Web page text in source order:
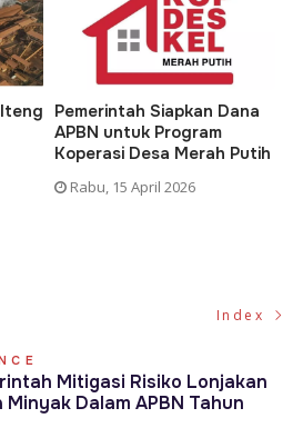
Pemerintah Siapkan Dana
APBN untuk Program
Koperasi Desa Merah Putih
Rabu, 15 April 2026
Index
Mitigasi Risiko Lonjakan
Minyak Dalam APBN Tahun